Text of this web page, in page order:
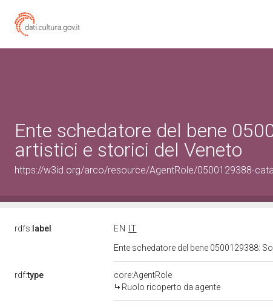
Ente schedatore del bene
artistici e storici del Veneto
https://w3id.org/arco/resource/AgentRole/0500129388-
rdfs: label EN
IT
Ente schedatore del bene 0500129388:
rdf:type
core:AgentRole
Ruolo ricoperto da agente